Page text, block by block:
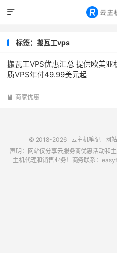

标签：搬瓦工vps
搬瓦工VPS优惠汇总 提供欧美亚
质VPS年付49.99美元起
 商家优惠
© 2018-2026 云主机笔记 网
声明：网站仅分享云服务商优惠活动和
主机代理和销售业务！商务联系：